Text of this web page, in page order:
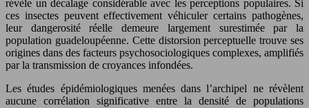
révèle un décalage considérable avec les perceptions populaires. Si
ces insectes peuvent effectivement véhiculer certains pathogènes,
leur dangerosité réelle demeure largement surestimée par la
population guadeloupéenne. Cette distorsion perceptuelle trouve ses
origines dans des facteurs psychosociologiques complexes, amplifiés
par la transmission de croyances infondées.
Les études épidémiologiques menées dans l’archipel ne révèlent
aucune corrélation significative entre la densité de populations